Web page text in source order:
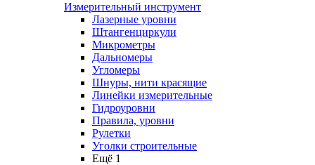
Измерительный инструмент
Лазерные уровни
Штангенциркули
Микрометры
Дальномеры
Угломеры
Шнуры, нити красящие
Линейки измерительные
Гидроуровни
Правила, уровни
Рулетки
Уголки строительные
Ещё 1